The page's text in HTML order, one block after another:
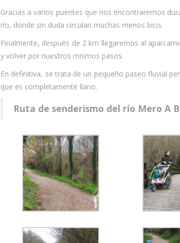
Gracias a varios puentes que nos encontraremos
río, donde sin duda circulan muchas menos bicis.
Finalmente, después de 2 km llegaremos al
y volver por nuestros mismos pasos.
En definitiva, se trata de un pequeño paseo fluvial
que es completamente llano.
Ruta de senderismo del río Mero A